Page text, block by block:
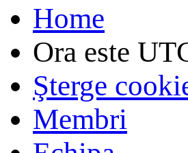
Home
Ora este
Şterge
Membri